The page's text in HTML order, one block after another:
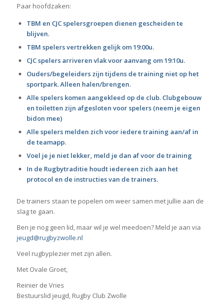
Paar hoofdzaken:
TBM en CJC spelersgroepen dienen gescheiden te
blijven.
TBM spelers vertrekken gelijk om 19:00u.
CJC spelers arriveren vlak voor aanvang om 19:10u.
Ouders/begeleiders zijn tijdens de training niet op het
sportpark. Alleen halen/brengen.
Alle spelers komen aangekleed op de club. Clubgebouw
en toiletten zijn afgesloten voor spelers (neem je eigen
bidon mee)
Alle spelers melden zich voor iedere training aan/af in
de teamapp.
Voel je je niet lekker, meld je dan af voor de training
In de Rugbytraditie houdt iedereen zich aan het
protocol en de instructies van de trainers.
De trainers staan te popelen om weer samen met jullie aan de
slag te gaan.
Ben je nog geen lid, maar wil je wel meedoen? Meld je aan via
jeugd@rugbyzwolle.nl
Veel rugbyplezier met zijn allen.
Met Ovale Groet,
Reinier de Vries
Bestuurslid jeugd, Rugby Club Zwolle